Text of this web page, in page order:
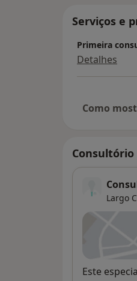
Serviços e
Primeira
Detalhes
Como
Consultório
Largo
Este